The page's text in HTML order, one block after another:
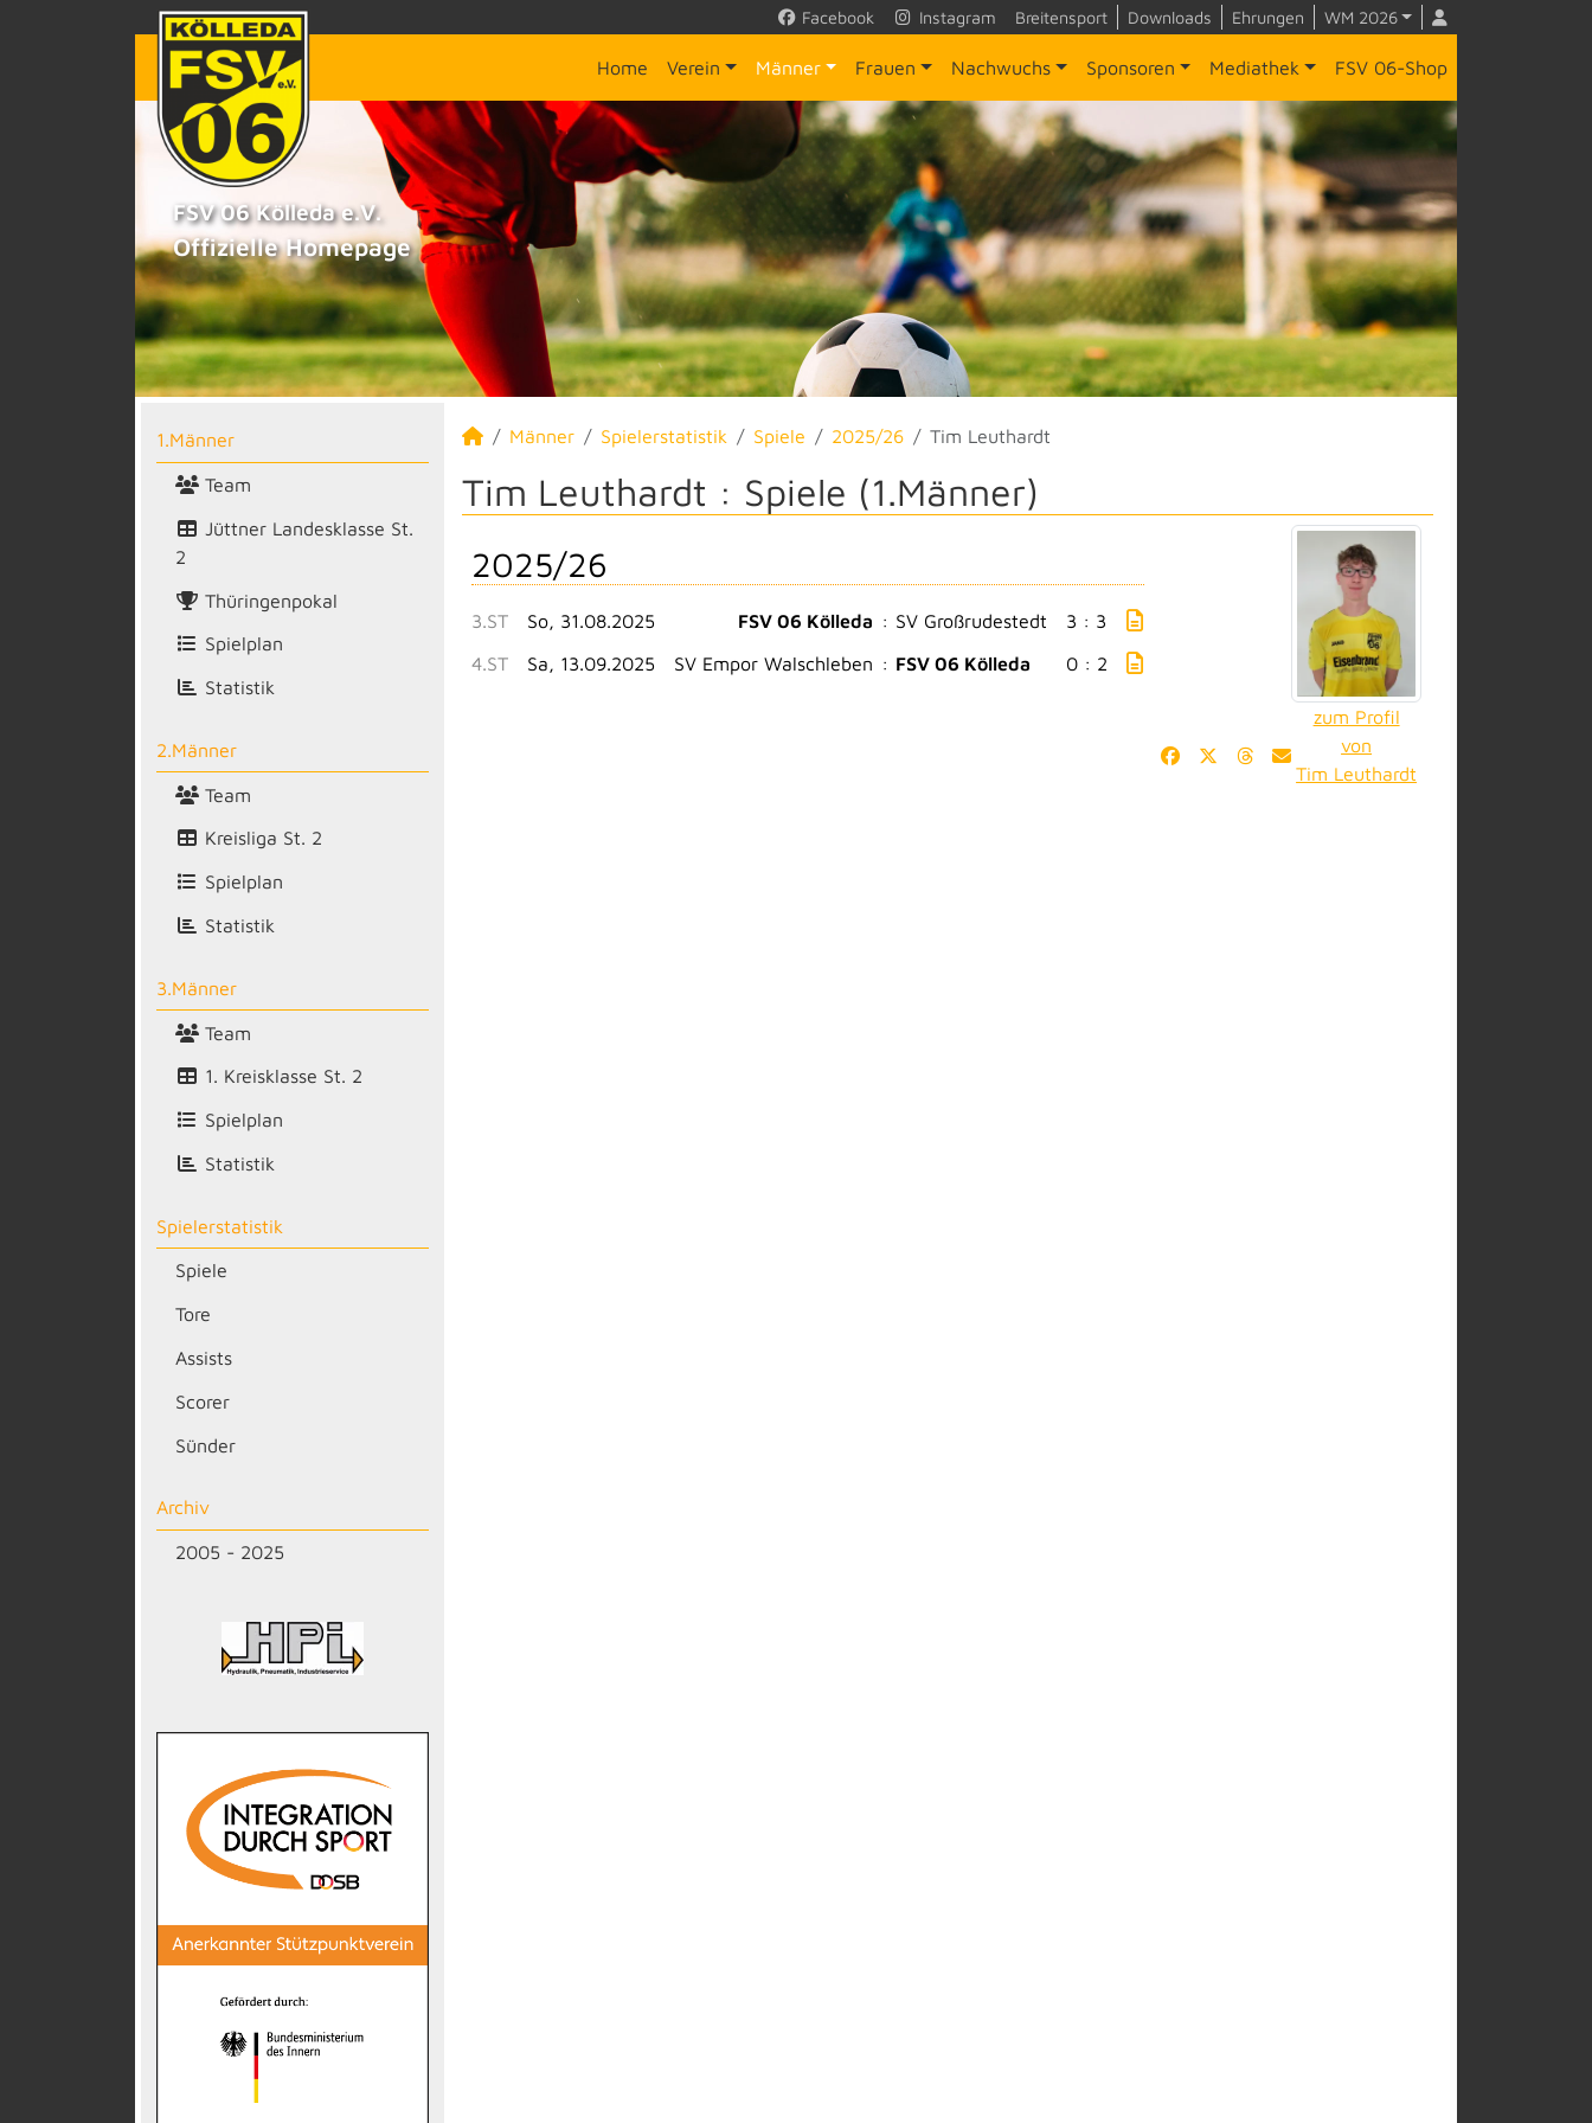
Facebook Instagram Breitensport Downloads Ehrungen WM 2026
Home Verein Männer Frauen Nachwuchs Sponsoren Mediathek FSV 06-Shop
FSV 06 Kölleda e.V.
Offizielle Homepage
1.Männer
Team
Jüttner Landesklasse St.
2
Thüringenpokal
Spielplan
Statistik
2.Männer
Team
Kreisliga St. 2
Spielplan
Statistik
3.Männer
Team
1. Kreisklasse St. 2
Spielplan
Statistik
Spielerstatistik
Spiele
Tore
Assists
Scorer
Sünder
Archiv
2005 - 2025
Männer Spielerstatistik Spiele 2025/26 Tim Leuthardt
Tim Leuthardt : Spiele (1.Männer)
zum Profil
von
Tim Leuthardt
2025/26
3.ST So, 31.08.2025 FSV 06 Kölleda : SV Großrudestedt
3 : 3
4.ST
Sa, 13.09.2025 SV Empor Walschleben : FSV 06 Kölleda 0 : 2